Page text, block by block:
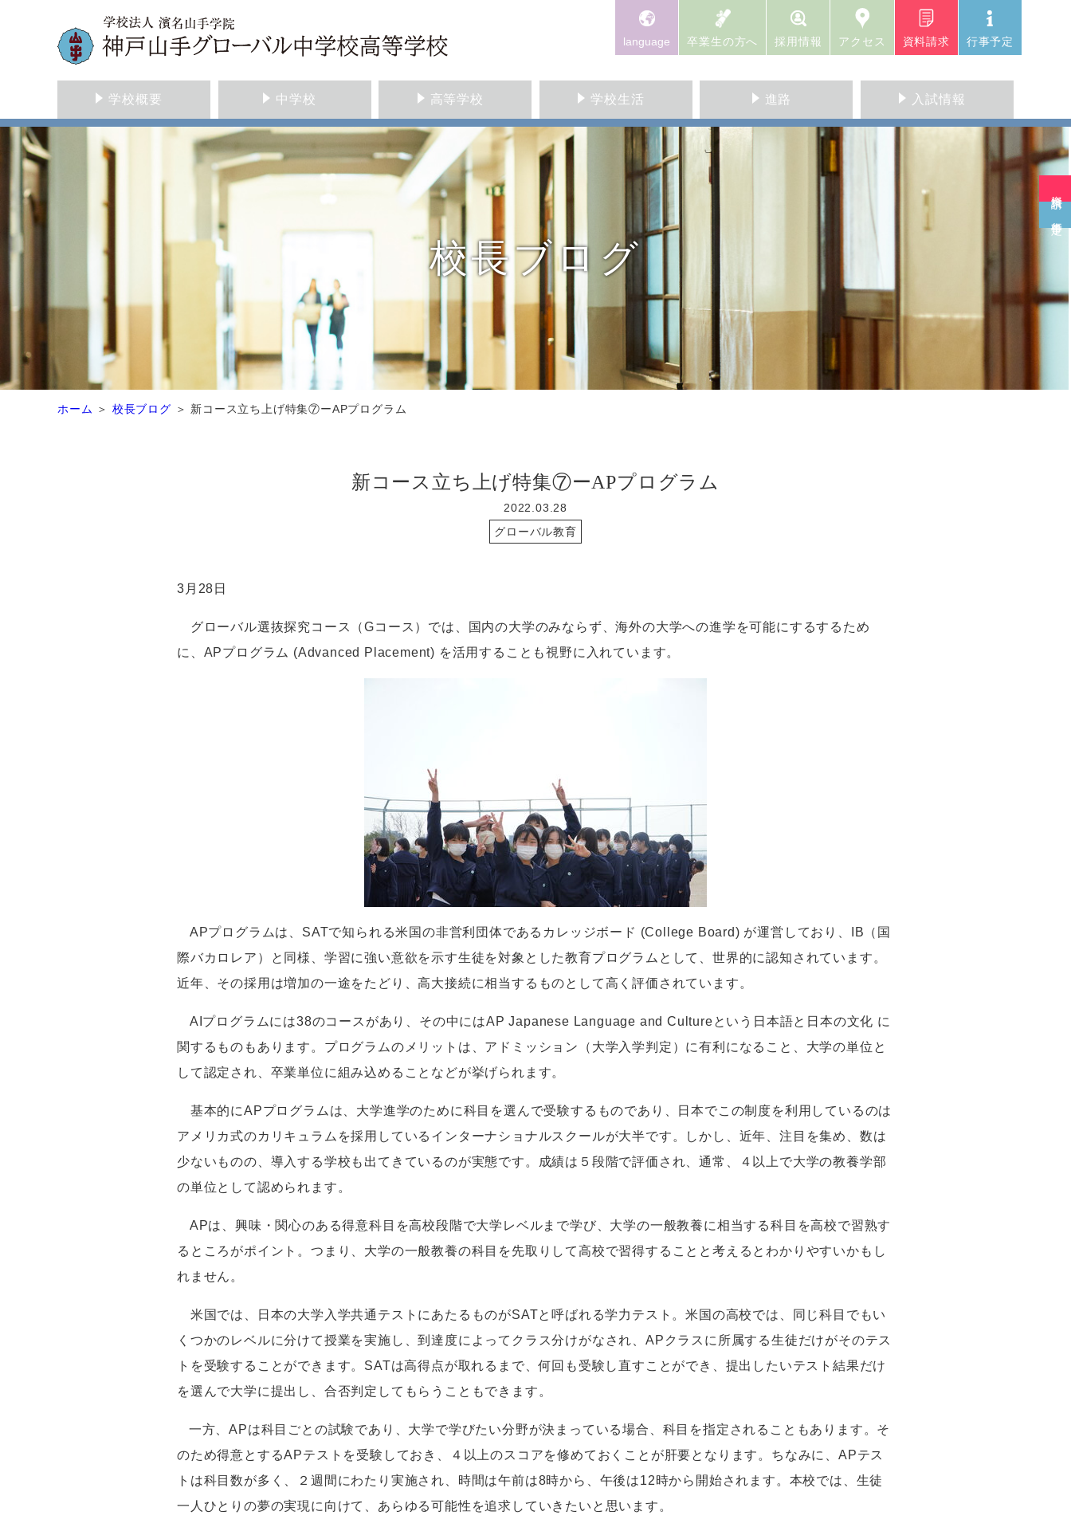
language 卒業生の方へ 採用情報 アクセス 資料請求 行事予定
学校概要 中学校 高等学校 学校生活 進路 入試情報
校長ブログ
ホーム 校長ブログ 新コース立ち上げ特集⑦ーAPプログラム
新コース立ち上げ特集⑦ーAPプログラム
2022.03.28
グローバル教育
3 月 28 日
グローバル選抜探究コース（Gコース）では、国内の大学のみならず、海外の大学への進学を可能にするするため
に、 APプログラム (Advanced Placement) を活用することも視野に入れています。
APプログラムは、 SATで知られる米国の非営利団体であるカレッジボード (College Board) が運営しており、 IB （国
際バカロレア）と同様、学習に強い意欲を示す生徒を対象とした教育プログラムとして、世界的に認知されています。
近年、その採用は増加の一途をたどり、高大接続に相当するものとして高く評価されています。
AIプログラムには38のコースがあり、その中にはAP Japanese Language and Cultureと いう日本語と日本の文化 に
関するものもあります。プログラムのメリットは、アドミッション（大学入学判定）に有利になること、大学の単位と
して認定され、卒業単位に組み込めることなどが挙げられます。
基本的にAPプログラムは、大学進学のために科目を選んで受験するものであり、日本でこの制度を利用しているのは
アメリカ式のカリキュラムを採用しているインターナショナルスクールが大半です。しかし、近年、注目を集め、数は
少ないものの、導入する学校も出てきているのが実態です。成績は５段階で評価され、通常、４以上で大学の教養学部
の単位として認められます。
APは、興味・関心のある得意科目を高校段階で大学レベルまで学び、大学の一般教養に相当する科目を高校で習熟す
るところがポイント。つまり、大学の一般教養の科目を先取りして高校で習得することと考えるとわかりやすいかもし
れません。
米国では、日本の大学入学共通テストにあたるものがSATと呼ばれる学力テスト。米国の高校では、同じ科目でもい
くつかのレベルに分けて授業を実施し、到達度によってクラス分けがなされ、AP クラスに所属する生徒だけがそのテス
トを受験することができます。 SATは高得点が取れるまで、何回も受験し直すことができ、提出したいテスト結果だけ
を選んで大学に提出し、合否判定してもらうこともできます。
一方、APは科目ごとの試験であり、大学で学びたい分野が決まっている場合、科目を指定されることもあります。そ
のため得意とするAPテストを受験しておき、４以上のスコアを修めておくことが肝要となります。ちなみに、APテス
トは科目数が多く、２週間にわたり実施され、時間は午前は8時から、午後は12時から開始されます。本校では、生徒
一人ひとりの夢の実現に向けて、あらゆる可能性を追求していきたいと思います。